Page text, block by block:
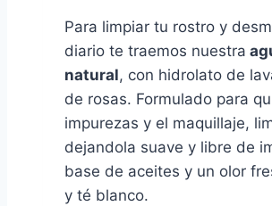
Para limpiar tu rostro y
diario te traemos nuestra
natural, con hidrolato de
de rosas. Formulado para
impurezas y el maquillaje,
dejandola suave y libre de
base de aceites y un olor
y té blanco.